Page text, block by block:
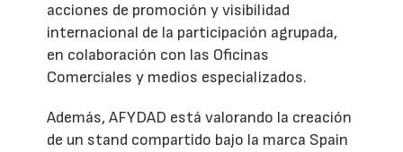
acciones de promoción y visibilidad
internacional de la participación agrupada,
en colaboración con las Oficinas
Comerciales y medios especializados.
Además, AFYDAD está valorando la creación
de un stand compartido bajo la marca Spain